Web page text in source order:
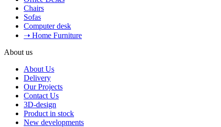
Chairs
Sofas
Computer desk
➝ Home Furniture
About us
About Us
Delivery
Our Projects
Contact Us
3D-design
Product in stock
New developments